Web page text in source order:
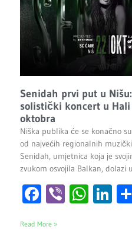
Senidah prvi put u
solistički koncert u Hali
oktobra
Niška publika će se konačno
od najvećih regionalnih
Senidah, umjetnica koja je
zvukom osvojila Balkan, dolazi
Facebook
Viber
Read More »